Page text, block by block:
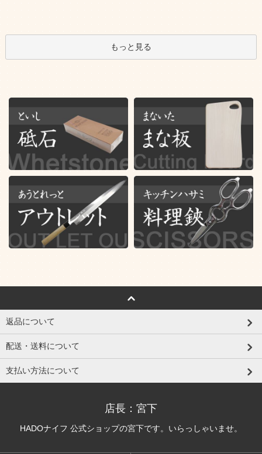
もっと見る
返品について
配送・送料について
支払い方法について
店長：宮下
HADOナイフ 公式ショップの宮下です。いらっしゃいませ。